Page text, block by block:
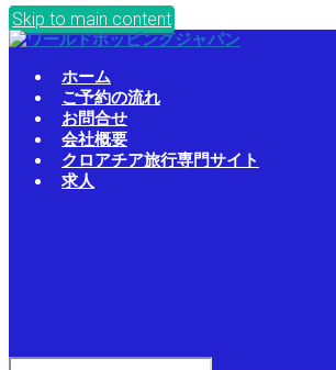
Skip to main content
ホーム
ご予約の流れ
お問合せ
会社概要
クロアチア旅行専門サイト
求人